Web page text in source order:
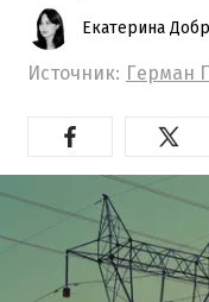
Екатерина
Источник: Герман